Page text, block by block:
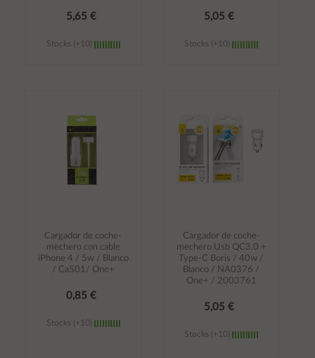
5,65 €
Stocks (+10)
5,05 €
Stocks (+10)
Cargador de coche-
mechero con cable
iPhone 4 / 5w / Blanco
/ Ca501/ One+
0,85 €
Stocks (+10)
Cargador de coche-
mechero Usb QC3.0 +
Type-C Boris / 40w /
Blanco / NA0376 /
One+ / 2003761
5,05 €
Stocks (+10)